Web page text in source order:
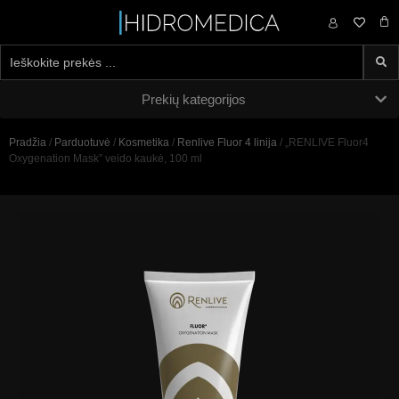
0,00 €
Prekių kategorijos
Pradžia / Parduotuvė / Kosmetika / Renlive Fluor 4 linija / „RENLIVE Fluor4
Oxygenation Mask” veido kaukė, 100 ml